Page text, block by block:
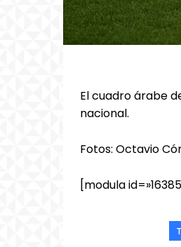
El cuadro árabe
nacional.
Fotos: Octavio
[modula